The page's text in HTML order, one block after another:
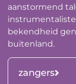
aanstormend
bekendheid
buitenland.
zangers